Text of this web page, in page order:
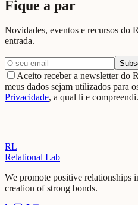
Fique a par
Novidades, eventos e recursos do
entrada.
Aceito receber a newsletter do
meus dados sejam utilizados para
Privacidade, a qual li e compreendi.
RL
Relational Lab
We promote positive relationships
creation of strong bonds.